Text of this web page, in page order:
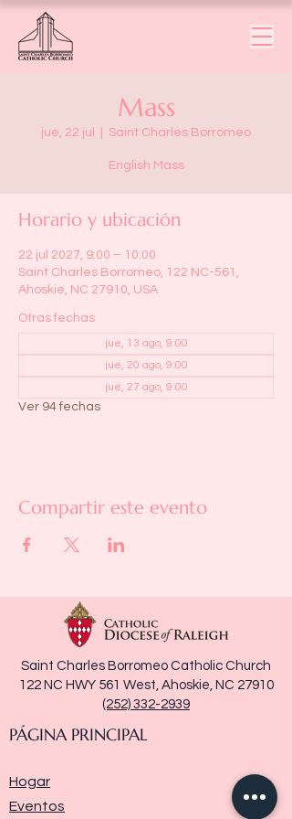
Mass
jue, 22 jul Saint Charles Borromeo
English Mass
Horario y ubicación
22 jul 2027, 9:00 – 10:00
Saint Charles Borromeo, 122 NC-561,
Ahoskie, NC 27910, USA
Otras fechas
jue, 13 ago, 9:00
jue, 20 ago, 9:00
jue, 27 ago, 9:00
Ver 94 fechas
Compartir este evento
Saint Charles Borromeo Catholic Church
122 NC HWY 561 West, Ahoskie, NC 27910
(252) 332-2939
PÁGINA PRINCIPAL
Hogar
Eventos